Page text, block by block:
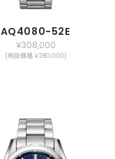
AQ4080-52E
￥308,000
(税抜価格 ￥280,000)